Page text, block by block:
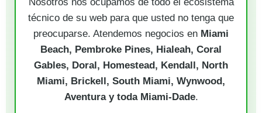
técnico de su web para que usted no tenga que
preocuparse. Atendemos negocios en Miami
Beach, Pembroke Pines, Hialeah, Coral
Gables, Doral, Homestead, Kendall, North
Miami, Brickell, South Miami, Wynwood,
Aventura y toda Miami-Dade.